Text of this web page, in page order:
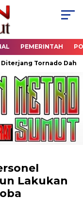
PEMERINTAH
Tornado Dahsyat
Lakukan